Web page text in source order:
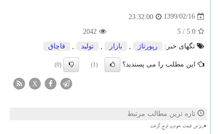
1399/02/16
23:32:00
5.0
/ 5
2042
تگهای خبر:
رپورتاژ , بازار , تولید , قاچاق
این مطلب را می پسندید؟ (1)
(0)
X
تازه ترین مطالب مرتبط
ریزش قیمت خودرو اوج گرفت